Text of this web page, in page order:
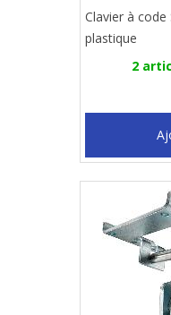
Clavier à
plastique
2